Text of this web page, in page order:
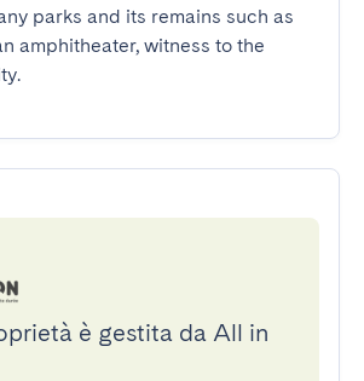
parks and its remains such as
amphitheater, witness to the
è gestita da All in